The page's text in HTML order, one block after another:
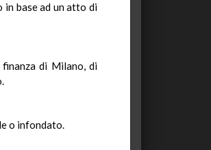
in base ad un atto di
di Milano, di
o infondato.